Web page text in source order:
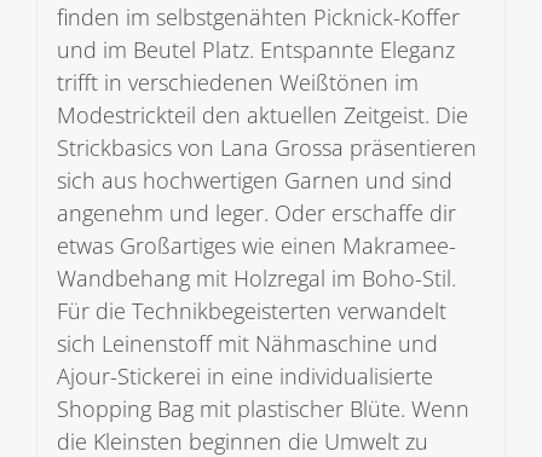
finden im selbstgenähten Picknick-Koffer
und im Beutel Platz. Entspannte Eleganz
trifft in verschiedenen Weißtönen im
Modestrickteil den aktuellen Zeitgeist. Die
Strickbasics von Lana Grossa präsentieren
sich aus hochwertigen Garnen und sind
angenehm und leger. Oder erschaffe dir
etwas Großartiges wie einen Makramee-
Wandbehang mit Holzregal im Boho-Stil.
Für die Technikbegeisterten verwandelt
sich Leinenstoff mit Nähmaschine und
Ajour-Stickerei in eine individualisierte
Shopping Bag mit plastischer Blüte. Wenn
die Kleinsten beginnen die Umwelt zu